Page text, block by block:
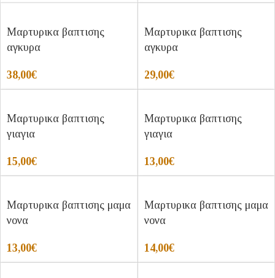
Μαρτυρικα βαπτισης
αγκυρα
38,00€
Μαρτυρικα βαπτισης
αγκυρα
29,00€
Μαρτυρικα βαπτισης
γιαγια
15,00€
Μαρτυρικα βαπτισης
γιαγια
13,00€
Μαρτυρικα βαπτισης μαμα
νονα
13,00€
Μαρτυρικα βαπτισης μαμα
νονα
14,00€